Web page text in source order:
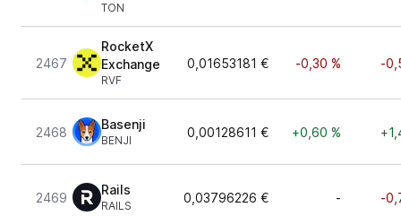
TON
2467
RocketX
Exchange
RVF
0,01653181 € -0,30 % -
2468
Basenji
BENJI
0,00128611 € +0,60 %
2469
Rails
RAILS
0,03796226 € - -